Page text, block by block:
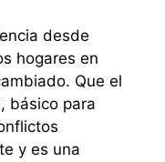
desde
hogares en
Que el
básico para
y es una